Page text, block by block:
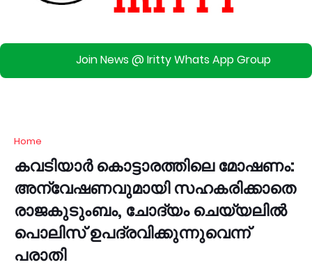
Join News @ Iritty Whats App Group
Home
കവടിയാർ കൊട്ടാരത്തിലെ മോഷണം:
അന്വേഷണവുമായി സഹകരിക്കാതെ
രാജകുടുംബം, ചോദ്യം ചെയ്യലിൽ
പൊലിസ്‍ ഉപദ്രവിക്കുന്നുവെന്ന്
പരാതി